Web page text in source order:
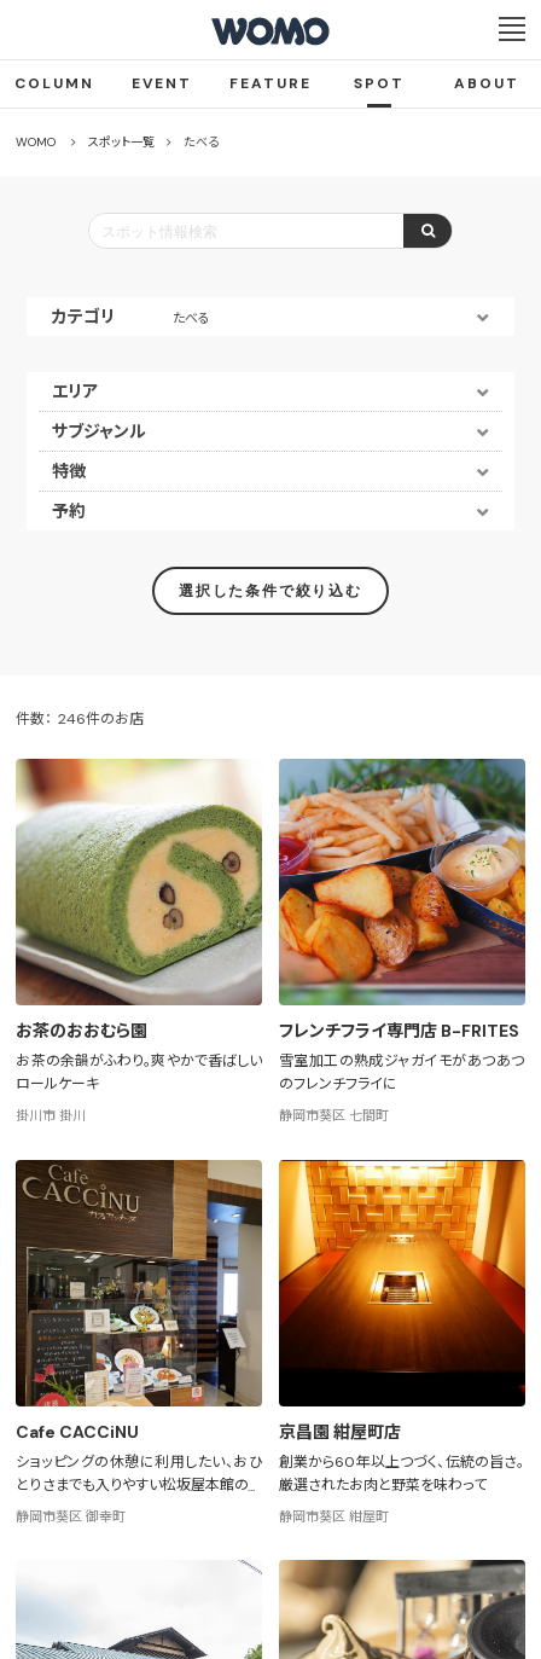
COLUMN EVENT FEATURE SPOT ABOUT
WOMO スポット一覧 たべる
カテゴリ たべる
エリア
サブジャンル
特徴
予約
選択した条件で絞り込む
件数： 246件のお店
お茶のおおむら園
お茶の余韻がふわり。爽やかで香ばしい
ロールケーキ
掛川市 掛川
フレンチフライ専門店 B-FRITES
雪室加工の熟成ジャガイモがあつあつ
のフレンチフライに
静岡市葵区 七間町
Cafe CACCiNU
ショッピングの休憩に利用したい、おひ
とりさまでも入りやすい松坂屋本館のカ
フェ
静岡市葵区 御幸町
京昌園 紺屋町店
創業から60年以上つづく、伝統の旨さ。
厳選されたお肉と野菜を味わって
静岡市葵区 紺屋町